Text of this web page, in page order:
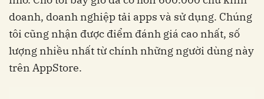
doanh, doanh nghiệp tải apps và sử dụng. Chúng
tôi cũng nhận được điểm đánh giá cao nhất, số
lượng nhiều nhất từ chính những người dùng này
trên AppStore.